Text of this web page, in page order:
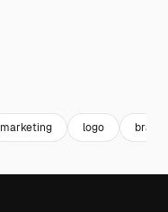
marketing logo